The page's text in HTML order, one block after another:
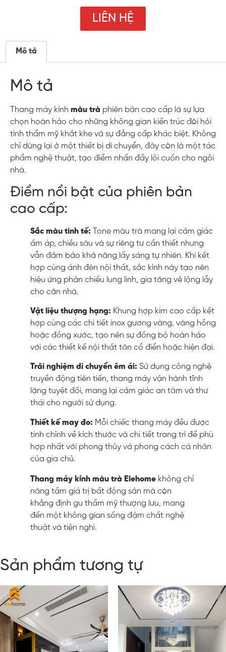
LIÊN HỆ
Mô tả
Mô tả
Thang máy kính màu trà phiên bản cao cấp là sự lựa
chọn hoàn hảo cho những không gian kiến trúc đòi hỏi
tính thẩm mỹ khắt khe và sự đẳng cấp khác biệt. Không
chỉ dừng lại ở một thiết bị di chuyển, đây còn là một tác
phẩm nghệ thuật, tạo điểm nhấn đầy lôi cuốn cho ngôi
nhà.
Điểm nổi bật của phiên bản
cao cấp:
Sắc màu tinh tế: Tone màu trà mang lại cảm giác
ấm áp, chiều sâu và sự riêng tư cần thiết nhưng
vẫn đảm bảo khả năng lấy sáng tự nhiên. Khi kết
hợp cùng ánh đèn nội thất, sắc kính này tạo nên
hiệu ứng phản chiếu lung linh, gia tăng vẻ lộng lẫy
cho căn nhà.
Vật liệu thượng hạng: Khung hợp kim cao cấp kết
hợp cùng các chi tiết inox gương vàng, vàng hồng
hoặc đồng xước, tạo nên sự đồng bộ hoàn hảo
với các thiết kế nội thất tân cổ điển hoặc hiện đại.
Trải nghiệm di chuyển êm ái: Sử dụng công nghệ
truyền động tiên tiến, thang máy vận hành tĩnh
lặng tuyệt đối, mang lại cảm giác an tâm và thư
thái cho người sử dụng.
Thiết kế may đo: Mỗi chiếc thang máy đều được
tinh chỉnh về kích thước và chi tiết trang trí để phù
hợp nhất với phong thủy và phong cách cá nhân
của gia chủ.
Thang máy kính màu trà Elehome không chỉ
nâng tầm giá trị bất động sản mà còn
khẳng định gu thẩm mỹ thượng lưu, mang
đến một không gian sống đậm chất nghệ
thuật và tiện nghi.
Sản phẩm tương tự